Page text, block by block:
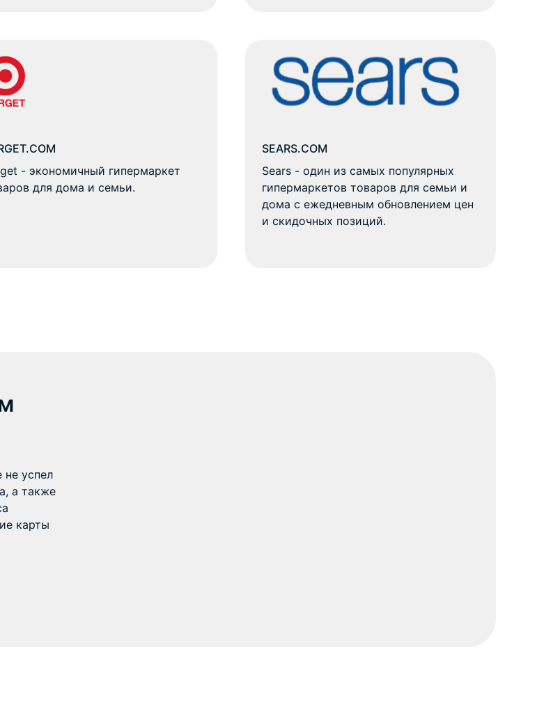
- экономичный гипермаркет
для дома и семьи.
SEARS.COM
Sears - один из самых популярных
гипермаркетов товаров для семьи и
дома с ежедневным обновлением цен
и скидочных позиций.
не успел
а также
карты